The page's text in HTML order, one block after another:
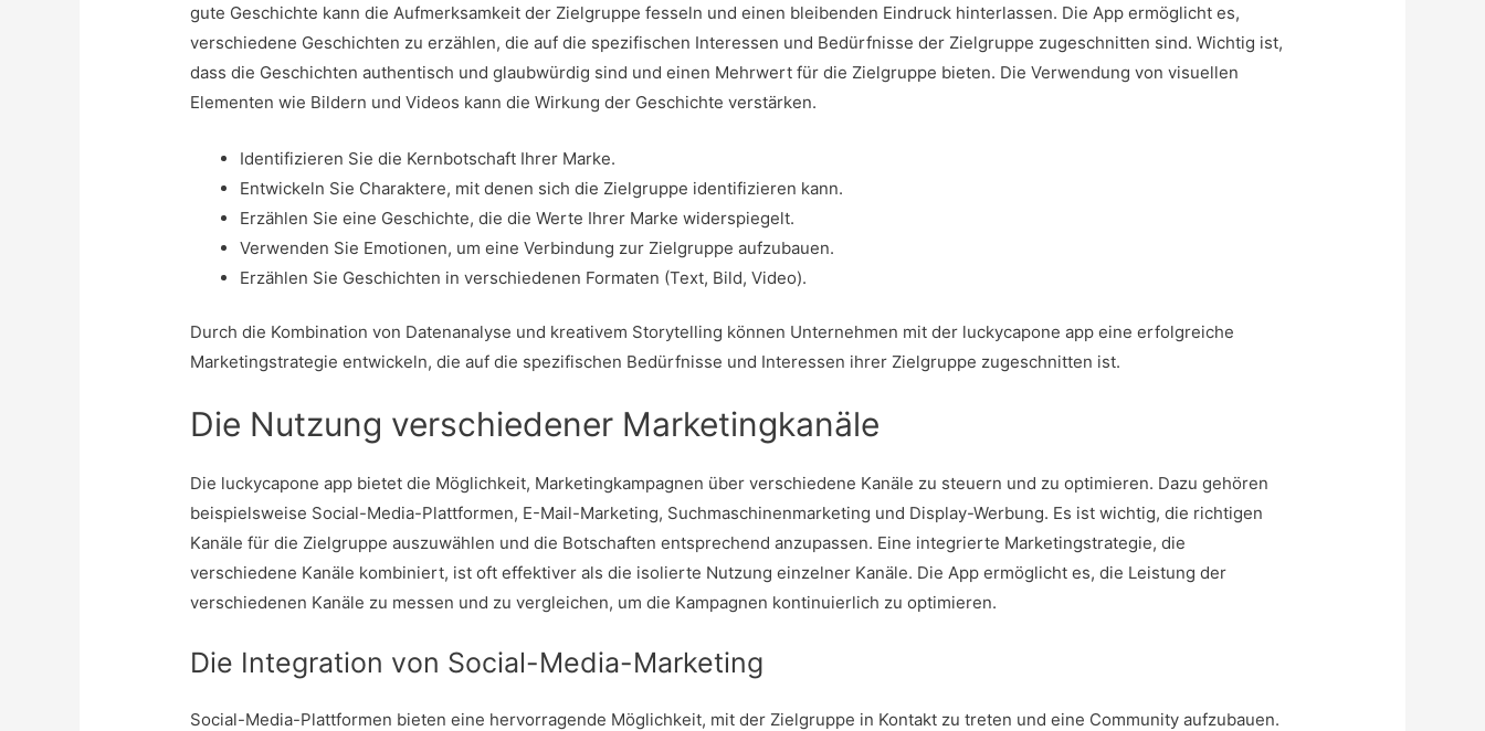
gute Geschichte kann die Aufmerksamkeit der Zielgruppe fesseln und einen bleibenden Eindruck hinterlassen. Die App ermöglicht es,
verschiedene Geschichten zu erzählen, die auf die spezifischen Interessen und Bedürfnisse der Zielgruppe zugeschnitten sind. Wichtig ist,
dass die Geschichten authentisch und glaubwürdig sind und einen Mehrwert für die Zielgruppe bieten. Die Verwendung von visuellen
Elementen wie Bildern und Videos kann die Wirkung der Geschichte verstärken.
Identifizieren Sie die Kernbotschaft Ihrer Marke.
Entwickeln Sie Charaktere, mit denen sich die Zielgruppe identifizieren kann.
Erzählen Sie eine Geschichte, die die Werte Ihrer Marke widerspiegelt.
Verwenden Sie Emotionen, um eine Verbindung zur Zielgruppe aufzubauen.
Erzählen Sie Geschichten in verschiedenen Formaten (Text, Bild, Video).
Durch die Kombination von Datenanalyse und kreativem Storytelling können Unternehmen mit der luckycapone app eine erfolgreiche
Marketingstrategie entwickeln, die auf die spezifischen Bedürfnisse und Interessen ihrer Zielgruppe zugeschnitten ist.
Die Nutzung verschiedener Marketingkanäle
Die luckycapone app bietet die Möglichkeit, Marketingkampagnen über verschiedene Kanäle zu steuern und zu optimieren. Dazu gehören
beispielsweise Social-Media-Plattformen, E-Mail-Marketing, Suchmaschinenmarketing und Display-Werbung. Es ist wichtig, die richtigen
Kanäle für die Zielgruppe auszuwählen und die Botschaften entsprechend anzupassen. Eine integrierte Marketingstrategie, die
verschiedene Kanäle kombiniert, ist oft effektiver als die isolierte Nutzung einzelner Kanäle. Die App ermöglicht es, die Leistung der
verschiedenen Kanäle zu messen und zu vergleichen, um die Kampagnen kontinuierlich zu optimieren.
Die Integration von Social-Media-Marketing
Social-Media-Plattformen bieten eine hervorragende Möglichkeit, mit der Zielgruppe in Kontakt zu treten und eine Community aufzubauen.